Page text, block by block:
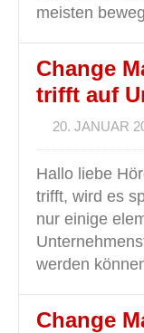
meisten
Change
trifft auf
20. JANUAR
Hallo liebe
trifft, wird es
nur einige
werden
Change